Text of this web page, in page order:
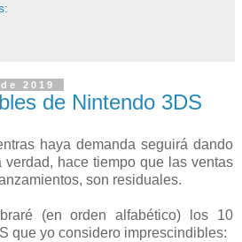
2019
de Nintendo 3DS
haya demanda seguirá dando
hace tiempo que las ventas
son residuales.
(en orden alfabético) los 10
que yo considero imprescindibles: